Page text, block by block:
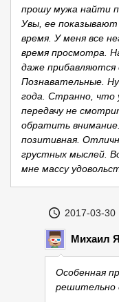
прошу мужа найти
Увы, ее показывают
время. У меня все
время просмотра.
даже прибавляются
Познавательные.
года. Странно, что
передачу не
обратить
позитивная.
грустных мыслей.
мне массу
Михаил
2017-03-30
Особенная
решительно